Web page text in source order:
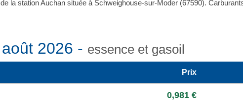
de la station Auchan située à Schweighouse-sur-Moder (67590).
2026 - essence et gasoil
Prix
0,981 €